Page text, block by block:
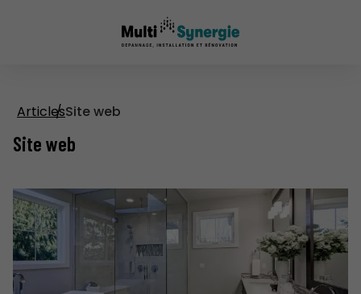
ArticlesSite web
Site web